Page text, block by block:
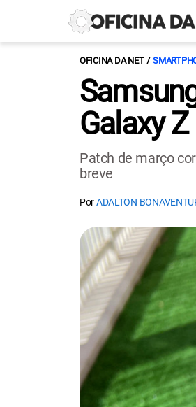
OFICINA DA NET
Galaxy
Patch de março
breve
PorADALTON